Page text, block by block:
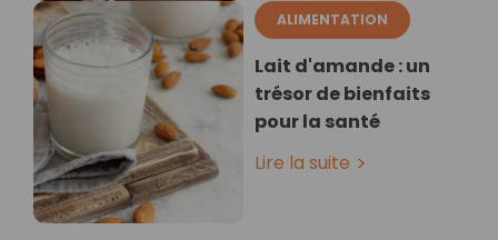
ALIMENTATION
Lait d'amande : un
trésor de bienfaits
pour la santé
Lire la suite